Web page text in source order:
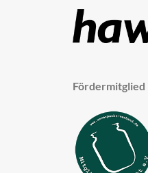
Fördermitglied